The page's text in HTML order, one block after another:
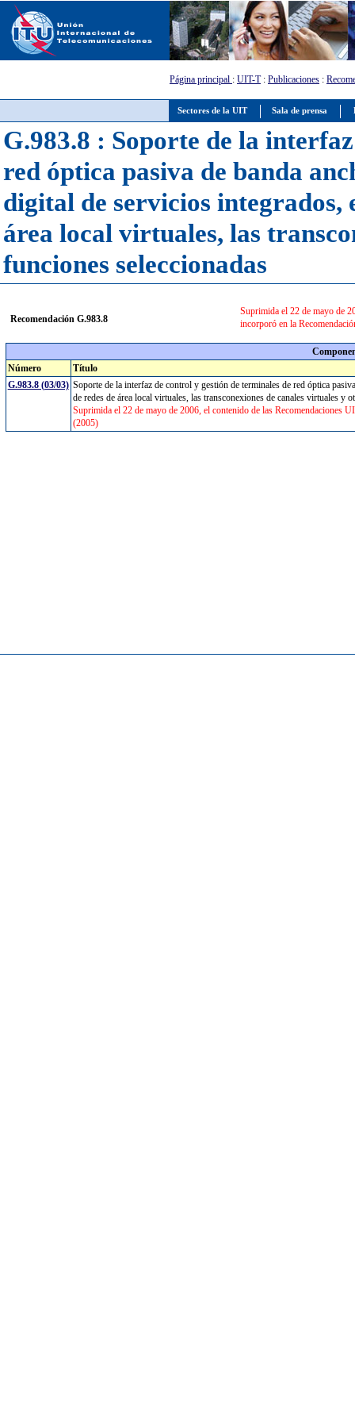
Sectores de la UIT Sala de prensa
Página principal : UIT-T: Publicaciones :
G.983.8 : Soporte de la
red óptica pasiva de banda
digital de servicios integrados,
área local virtuales, las
funciones seleccionadas
Recomendación G.983.8
Suprimida el 22 de mayo de
incorporó en la
Número
Título
G.983.8 (03/03) Soporte de la interfaz de control y gestión de terminales de red óptica
de redes de área local virtuales, las transconexiones de canales virtuales y
Suprimida el 22 de mayo de 2006, el contenido de las
(2005)